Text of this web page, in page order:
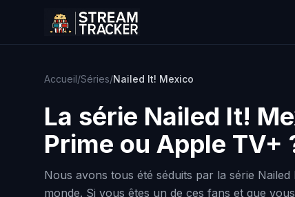
Accueil/Séries/Nailed It! Mexico
La série Nailed It!
Prime ou Apple TV+
Nous avons tous été séduits par la série
monde. Si vous êtes un de ces fans et que